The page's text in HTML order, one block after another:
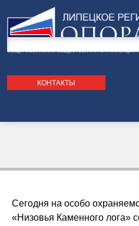
поискаКОНТАКТЫ
Сегодня на особо
«Низовья Каменного лога»